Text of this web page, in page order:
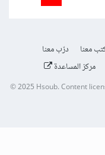
معنا
درّب معنا
مركز المساعدة
© 2025 Hsoub.Content